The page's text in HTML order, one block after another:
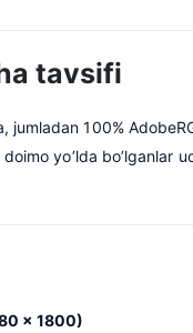
tavsifi
100%
yo’lda
x 1800)